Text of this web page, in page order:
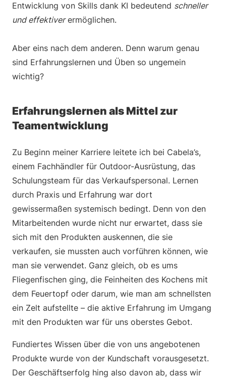
Entwicklung von Skills dank KI bedeutend schneller
und effektiverermöglichen.
Aber eins nach dem anderen. Denn warum genau
sind Erfahrungslernen und Üben so ungemein
wichtig?
Erfahrungslernen als Mittel zur
Teamentwicklung
Zu Beginn meiner Karriere leitete ich bei Cabela’s,
einem Fachhändler für Outdoor-Ausrüstung, das
Schulungsteam für das Verkaufspersonal. Lernen
durch Praxis und Erfahrung war dort
gewissermaßen systemisch bedingt. Denn von den
Mitarbeitenden wurde nicht nur erwartet, dass sie
sich mit den Produkten auskennen, die sie
verkaufen, sie mussten auch vorführen können, wie
man sie verwendet. Ganz gleich, ob es ums
Fliegenfischen ging, die Feinheiten des Kochens mit
dem Feuertopf oder darum, wie man am schnellsten
ein Zelt aufstellte – die aktive Erfahrung im Umgang
mit den Produkten war für uns oberstes Gebot.
Fundiertes Wissen über die von uns angebotenen
Produkte wurde von der Kundschaft vorausgesetzt.
Der Geschäftserfolg hing also davon ab, dass wir